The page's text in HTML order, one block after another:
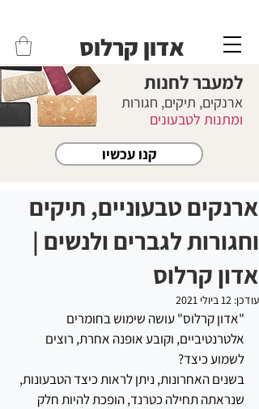
אדון קרלוס
למעבר לחנות
ארנקים, תיקים, חגורות
ומתנות לטבעונים
קנו עכשיו
ארנקים טבעוניים, תיקים
וחגורות לגברים ולנשים |
אדון קרלוס
עודכן: 12 ביולי 2021
"אדון קרלוס" עושה שימוש בחומרים
אלטרנטיביים, וקובע אופנה אחרת, רוצים
לשמוע כיצד?
בשנים האחרונות, ניתן לראות כיצד הטבעונות,
שנראתה תחילה כטרנד, הופכת להיות חלק